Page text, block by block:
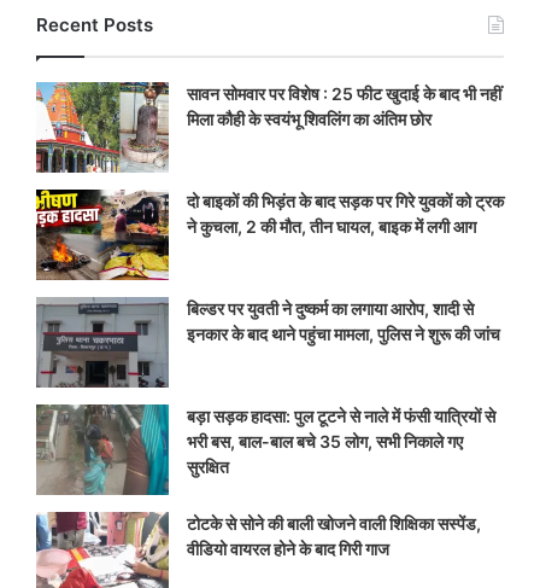
Recent Posts
सावन सोमवार पर विशेष : 25 फीट खुदाई के बाद भी नहीं
मिला कौही के स्वयंभू शिवलिंग का अंतिम छोर
दो बाइकों की भिड़ंत के बाद सड़क पर गिरे युवकों को ट्रक
ने कुचला, 2 की मौत, तीन घायल, बाइक में लगी आग
बिल्डर पर युवती ने दुष्कर्म का लगाया आरोप, शादी से
इनकार के बाद थाने पहुंचा मामला, पुलिस ने शुरू की जांच
बड़ा सड़क हादसा: पुल टूटने से नाले में फंसी यात्रियों से
भरी बस, बाल-बाल बचे 35 लोग, सभी निकाले गए
सुरक्षित
टोटके से सोने की बाली खोजने वाली शिक्षिका सस्पेंड,
वीडियो वायरल होने के बाद गिरी गाज